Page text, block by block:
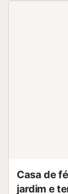
Casa de
jardim e